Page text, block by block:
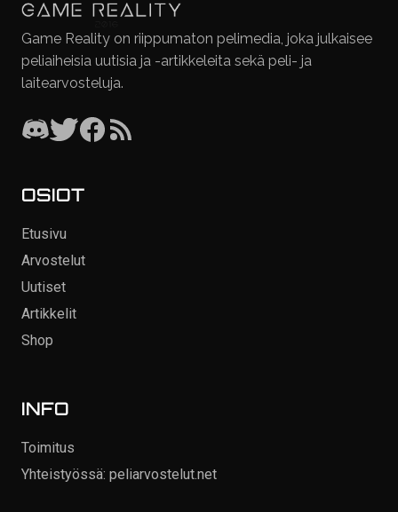
Game Reality on riippumaton pelimedia, joka julkaisee
peliaiheisia uutisia ja -artikkeleita sekä peli- ja
laitearvosteluja.
OSIOT
Etusivu
Arvostelut
Uutiset
Artikkelit
Shop
INFO
Toimitus
Yhteistyössä: peliarvostelut.net